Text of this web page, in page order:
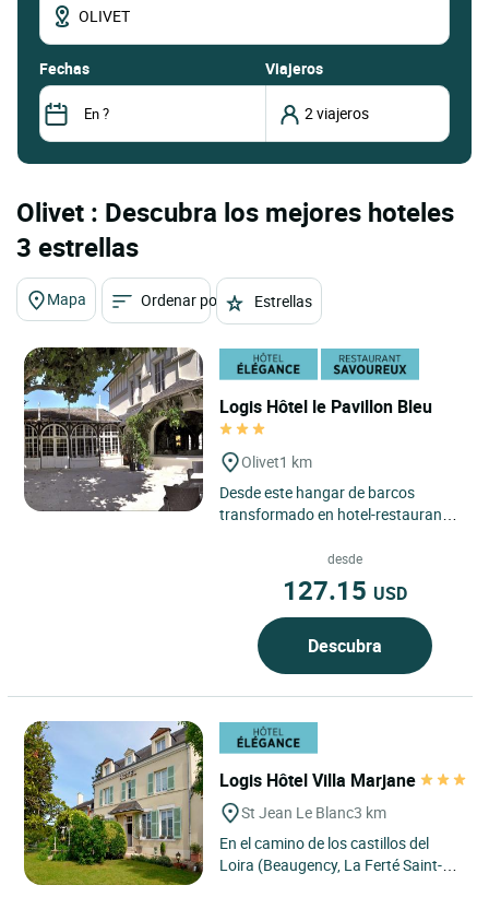
fechas Viajeros
Olivet : Descubra los mejores hoteles
3 estrellas
Mapa Ordenar por Estrellas
Logis Hôtel le Pavillon Bleu
Olivet1 km
Desde este hangar de barcos
transformado en hotel-restaurante
invita a descubrir un ambiente...
desde
127.15 USD
Descubra
Logis Hôtel Villa Marjane
St Jean Le Blanc3 km
En el camino de los castillos del
Loira (Beaugency, La Ferté Saint-